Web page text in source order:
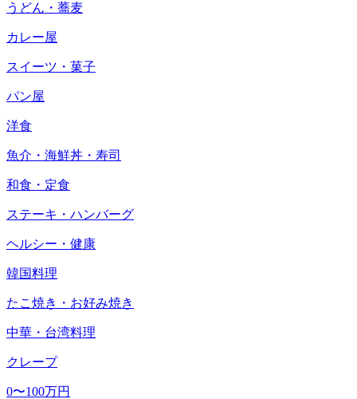
うどん・蕎麦
カレー屋
スイーツ・菓子
パン屋
洋食
魚介・海鮮丼・寿司
和食・定食
ステーキ・ハンバーグ
ヘルシー・健康
韓国料理
たこ焼き・お好み焼き
中華・台湾料理
クレープ
0〜100万円